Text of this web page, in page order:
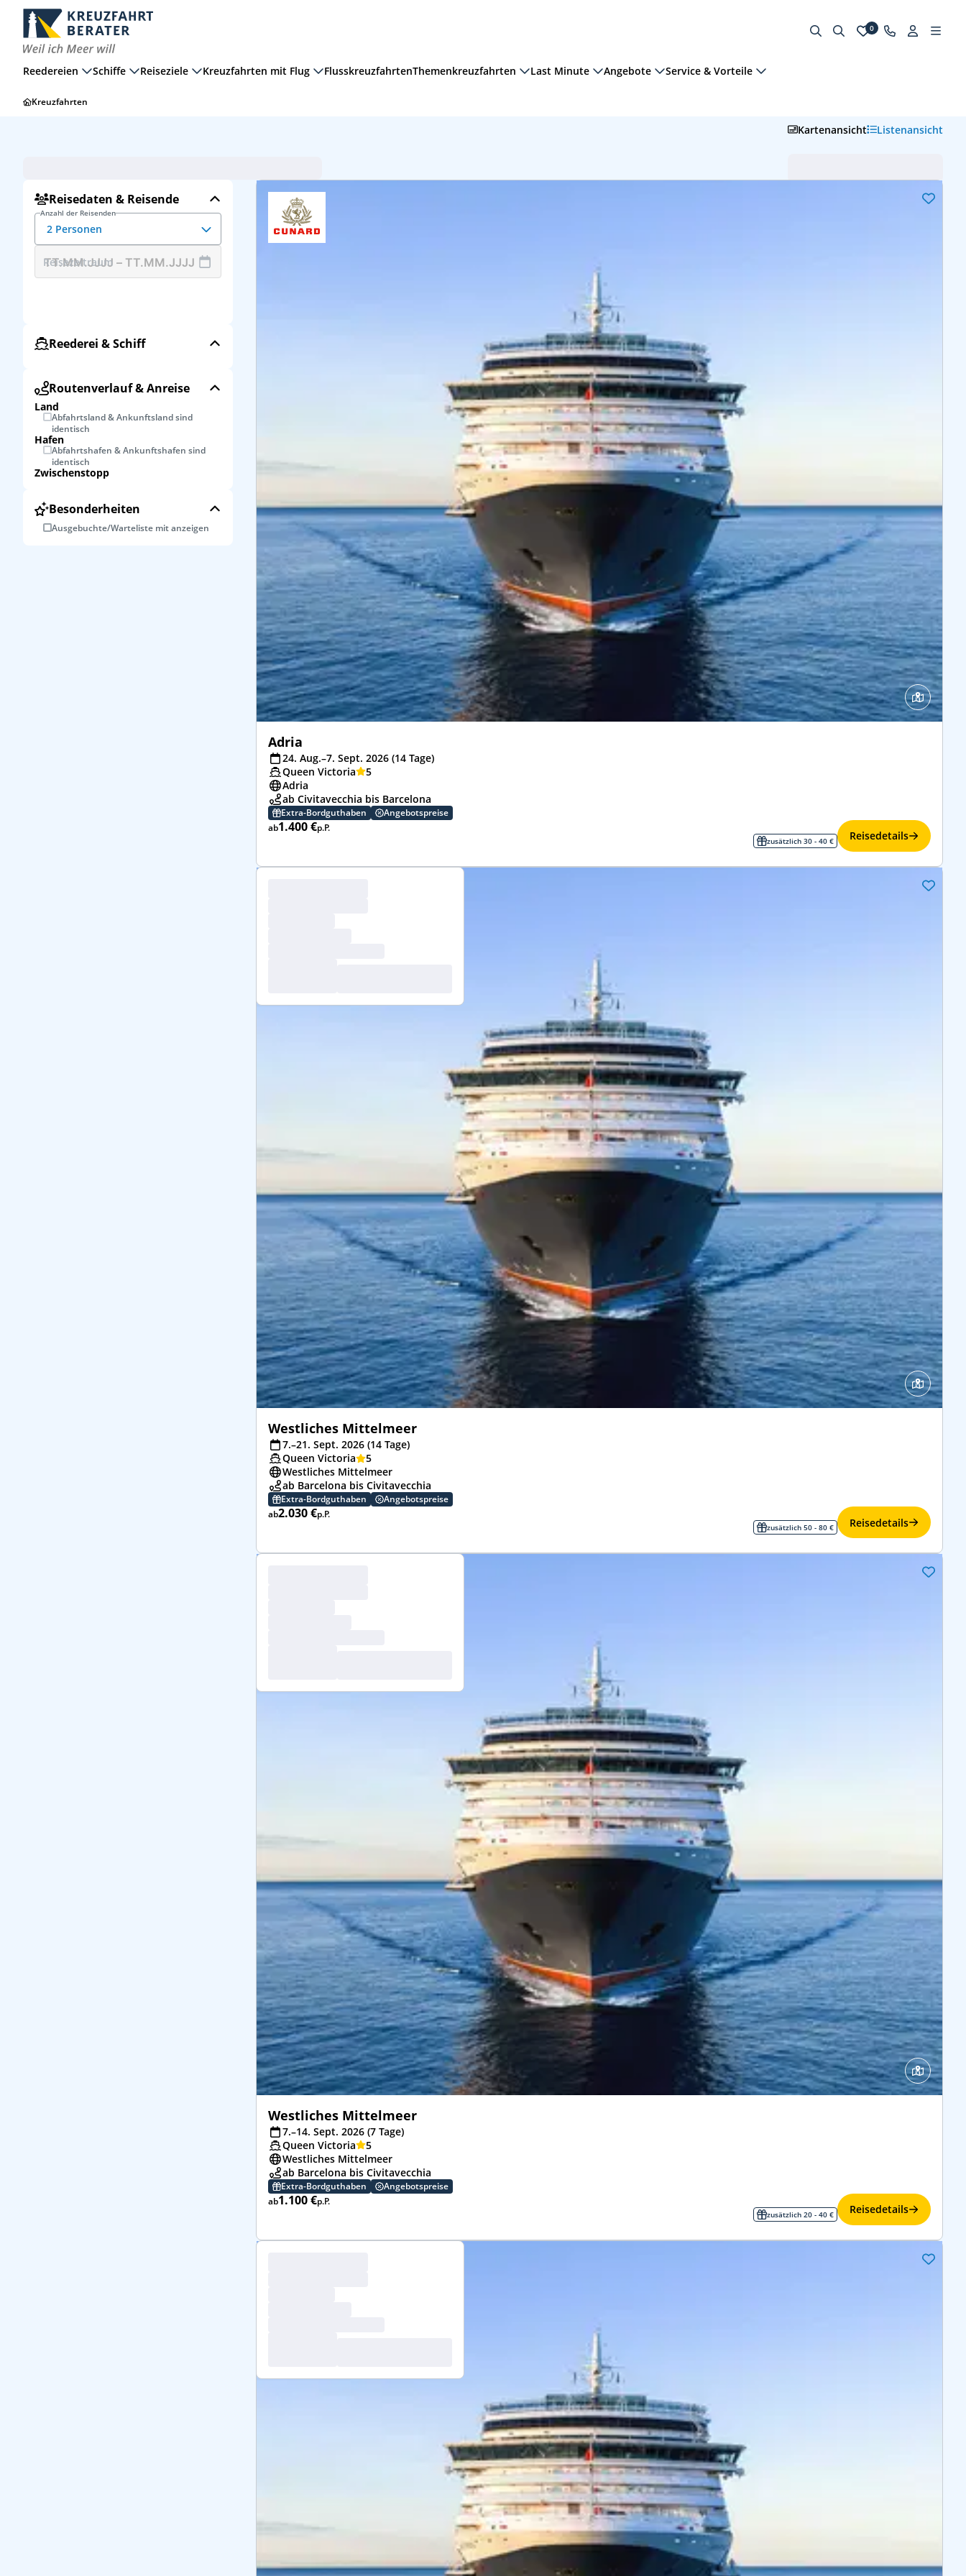
0
Reedereien Schiffe Reiseziele Kreuzfahrten mit Flug FlusskreuzfahrtenThemenkreuzfahrten Last Minute Angebote Service & Vorteile
Kreuzfahrten
Kartenansicht Listenansicht
Reisedaten & Reisende
Anzahl der Reisenden
2 Personen
Reisezeitraum
Reederei & Schiff
Routenverlauf & Anreise
Land
Abfahrtsland & Ankunftsland sind
identisch
Hafen
Abfahrtshafen & Ankunftshafen sind
identisch
Zwischenstopp
Besonderheiten
Ausgebuchte/Warteliste mit anzeigen
Adria
24. Aug.–7. Sept. 2026 (14 Tage)
Queen Victoria
5
Adria
ab Civitavecchia bis Barcelona
Extra-Bordguthaben
Angebotspreise
ab1.400 €p.P.
zusätzlich 30 - 40 € Reisedetails
Westliches Mittelmeer
7.–21. Sept. 2026 (14 Tage)
Queen Victoria
5
Westliches Mittelmeer
ab Barcelona bis Civitavecchia
Extra-Bordguthaben
Angebotspreise
ab2.030 €p.P.
zusätzlich 50 - 80 € Reisedetails
Westliches Mittelmeer
7.–14. Sept. 2026 (7 Tage)
Queen Victoria
5
Westliches Mittelmeer
ab Barcelona bis Civitavecchia
Extra-Bordguthaben
Angebotspreise
ab1.100 €p.P.
zusätzlich 20 - 40 € Reisedetails